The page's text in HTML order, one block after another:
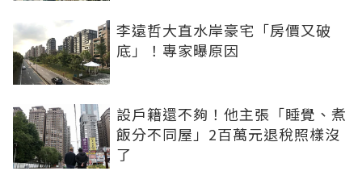
李遠哲大直水岸豪宅「房價又破
底」！專家曝原因
設戶籍還不夠！他主張「睡覺、煮
飯分不同屋」2百萬元退稅照樣沒
了